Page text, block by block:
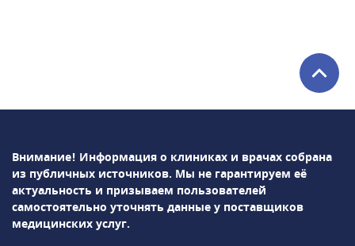
синус-лифтинг, остеопластику,
вестибулопластику, лоскутную операцию,
дентальную имплантация и др. Проводится
лечение зубов под микроскопом.Врачи-
ортодонты успешно занимаются
Внимание! Информация о клиниках и врачах собрана
из публичных источников. Мы не гарантируем её
актуальность и призываем пользователей
самостоятельно уточнять данные у поставщиков
медицинских услуг.